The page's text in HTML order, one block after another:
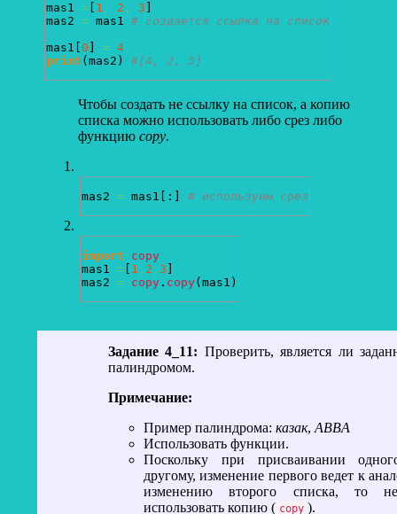
mas1 = 1 , 2 , 3
mas2 = mas1 # создается ссылка на список
mas1 0 = 4
print ( mas2 ) #[4, 2, 3]
Чтобы создать не ссылку на список, а копию
списка можно использовать либо срез либо
функцию copy.
mas2 = mas1 : # используем срез
import
copy
mas1 = 1 , 2 , 3
mas2 = copy . copy( mas1 )
Задание 4_11: Проверить, является ли
палиндромом.
Примечание:
Пример палиндрома: казак, ABBA
Использовать функции.
Поскольку при присваивании
другому, изменение первого ведет к
изменению второго списка, то
использовать копию ( copy ).